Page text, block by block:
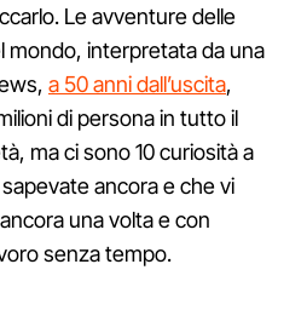
Le avventure delle
interpretata da una
a 50 anni dall’uscita,
di persona in tutto il
ma ci sono 10 curiosità a
ancora e che vi
una volta e con
senza tempo.